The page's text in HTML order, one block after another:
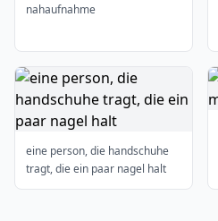
nahaufnahme
eine person, die handschuhe
tragt, die ein paar nagel halt